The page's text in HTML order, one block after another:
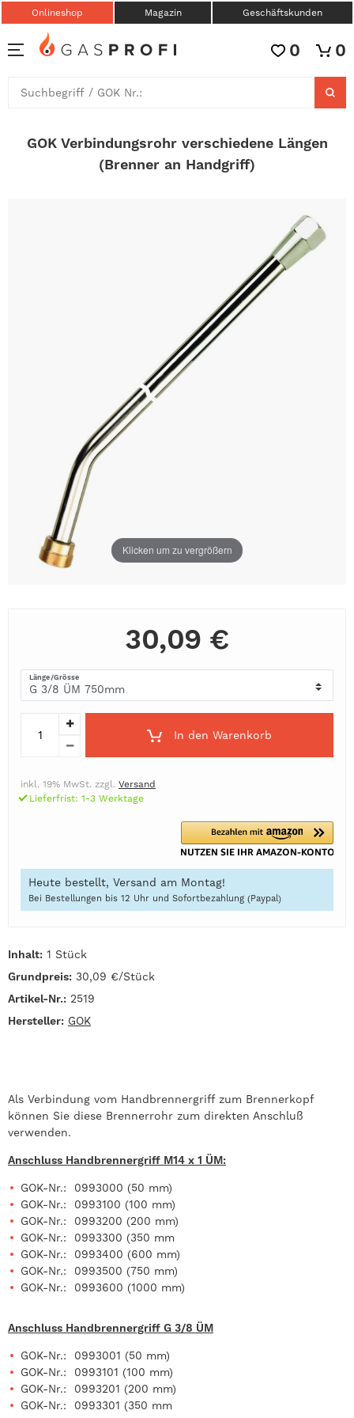
Onlineshop Magazin Geschäftskunden
0 0
GOK Verbindungsrohr verschiedene Längen
(Brenner an Handgriff)
Klicken um zu vergrößern
Inhalt: 1 Stück
Grundpreis: 30,09 €/Stück
Artikel-Nr.: 2519
Hersteller: GOK
30,09 €
Länge/Grösse
In den Warenkorb
inkl. 19% MwSt. zzgl. Versand
Lieferfrist: 1-3 Werktage
Heute bestellt, Versand am Montag!
Bei Bestellungen bis 12 Uhr und Sofortbezahlung (Paypal)
Als Verbindung vom Handbrennergriff zum Brennerkopf
können Sie diese Brennerrohr zum direkten Anschluß
verwenden.
Anschluss Handbrennergriff M14 x 1 ÜM:
GOK-Nr.: 0993000 (50 mm)
GOK-Nr.: 0993100 (100 mm)
GOK-Nr.: 0993200 (200 mm)
GOK-Nr.: 0993300 (350 mm
GOK-Nr.: 0993400 (600 mm)
GOK-Nr.: 0993500 (750 mm)
GOK-Nr.: 0993600 (1000 mm)
Anschluss Handbrennergriff G 3/8 ÜM
GOK-Nr.: 0993001 (50 mm)
GOK-Nr.: 0993101 (100 mm)
GOK-Nr.: 0993201 (200 mm)
GOK-Nr.: 0993301 (350 mm